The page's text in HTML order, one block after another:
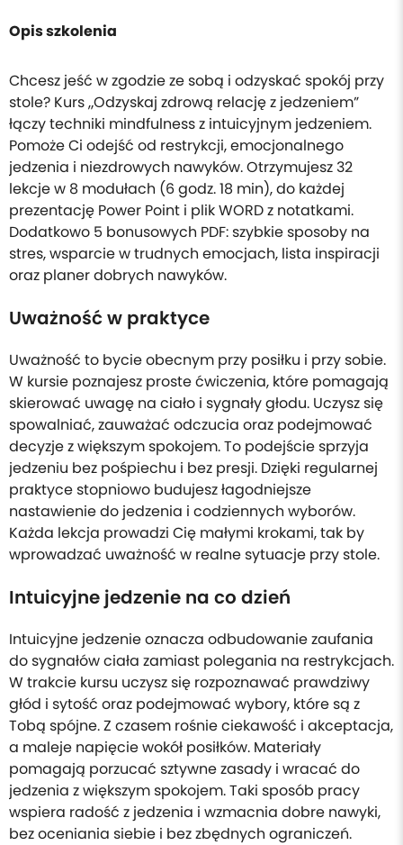
Opis szkolenia
Chcesz jeść w zgodzie ze sobą i odzyskać spokój przy
stole? Kurs „Odzyskaj zdrową relację z jedzeniem”
łączy techniki mindfulness z intuicyjnym jedzeniem.
Pomoże Ci odejść od restrykcji, emocjonalnego
jedzenia i niezdrowych nawyków. Otrzymujesz 32
lekcje w 8 modułach (6 godz. 18 min), do każdej
prezentację Power Point i plik WORD z notatkami.
Dodatkowo 5 bonusowych PDF: szybkie sposoby na
stres, wsparcie w trudnych emocjach, lista inspiracji
oraz planer dobrych nawyków.
Uważność w praktyce
Uważność to bycie obecnym przy posiłku i przy sobie.
W kursie poznajesz proste ćwiczenia, które pomagają
skierować uwagę na ciało i sygnały głodu. Uczysz się
spowalniać, zauważać odczucia oraz podejmować
decyzje z większym spokojem. To podejście sprzyja
jedzeniu bez pośpiechu i bez presji. Dzięki regularnej
praktyce stopniowo budujesz łagodniejsze
nastawienie do jedzenia i codziennych wyborów.
Każda lekcja prowadzi Cię małymi krokami, tak by
wprowadzać uważność w realne sytuacje przy stole.
Intuicyjne jedzenie na co dzień
Intuicyjne jedzenie oznacza odbudowanie zaufania
do sygnałów ciała zamiast polegania na restrykcjach.
W trakcie kursu uczysz się rozpoznawać prawdziwy
głód i sytość oraz podejmować wybory, które są z
Tobą spójne. Z czasem rośnie ciekawość i akceptacja,
a maleje napięcie wokół posiłków. Materiały
pomagają porzucać sztywne zasady i wracać do
jedzenia z większym spokojem. Taki sposób pracy
wspiera radość z jedzenia i wzmacnia dobre nawyki,
bez oceniania siebie i bez zbędnych ograniczeń.